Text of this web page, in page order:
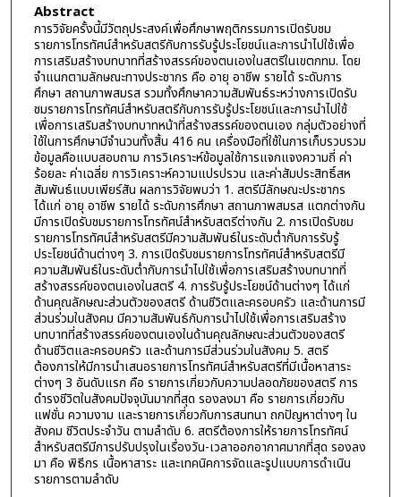
Abstract
การวิจัยครั้งนี้มีวัตถุประสงค์เพื่อศึกษาพฤติกรรมการเปิดรับชม
รายการโทรทัศน์สำหรับสตรีกับการรับรู้ประโยชน์และการนำไปใช้เพื่อ
การเสริมสร้างบทบาทที่สร้างสรรค์ของตนเองในสตรีในเขตกทม. โดย
จำแนกตามลักษณะทางประชากร คือ อายุ อาชีพ รายได้ ระดับการ
ศึกษา สถานภาพสมรส รวมทั้งศึกษาความสัมพันธ์ระหว่างการเปิดรับ
ชมรายการโทรทัศน์สำหรับสตรีกับการรับรู้ประโยชน์และการนำไปใช้
เพื่อการเสริมสร้างบทบาทหน้าที่สร้างสรรค์ของตนเอง กลุ่มตัวอย่างที่
ใช้ในการศึกษามีจำนวนทั้งสิ้น 416 คน เครื่องมือที่ใช้ในการเก็บรวบรวม
ข้อมูลคือแบบสอบถาม การวิเคราะห์ข้อมูลใช้การแจกแจงความถี่ ค่า
ร้อยละ ค่าเฉลี่ย การวิเคราะห์ความแปรปรวน และค่าสัมประสิทธิ์สห
สัมพันธ์แบบเพียร์สัน ผลการวิจัยพบว่า 1. สตรีมีลักษณะประชากร
ได้แก่ อายุ อาชีพ รายได้ ระดับการศึกษา สถานภาพสมรส แตกต่างกัน
มีการเปิดรับชมรายการโทรทัศน์สำหรับสตรีต่างกัน 2. การเปิดรับชม
รายการโทรทัศน์สำหรับสตรีมีความสัมพันธ์ในระดับต่ำกับการรับรู้
ประโยชน์ด้านต่างๆ 3. การเปิดรับชมรายการโทรทัศน์สำหรับสตรีมี
ความสัมพันธ์ในระดับต่ำกับการนำไปใช้เพื่อการเสริมสร้างบทบาทที่
สร้างสรรค์ของตนเองในสตรี 4. การรับรู้ประโยชน์ด้านต่างๆ ได้แก่
ด้านคุณลักษณะส่วนตัวของสตรี ด้านชีวิตและครอบครัว และด้านการมี
ส่วนร่วมในสังคม มีความสัมพันธ์กับการนำไปใช้เพื่อการเสริมสร้าง
บทบาทที่สร้างสรรค์ของตนเองในด้านคุณลักษณะส่วนตัวของสตรี
ด้านชีวิตและครอบครัว และด้านการมีส่วนร่วมในสังคม 5. สตรี
ต้องการให้มีการนำเสนอรายการโทรทัศน์สำหรับสตรีที่มีเนื้อหาสาระ
ต่างๆ 3 อันดับแรก คือ รายการเกี่ยวกับความปลอดภัยของสตรี การ
ดำรงชีวิตในสังคมปัจจุบันมากที่สุด รองลงมา คือ รายการเกี่ยวกับ
แฟชั่น ความงาม และรายการเกี่ยวกับการสนทนา ถกปัญหาต่างๆ ใน
สังคม ชีวิตประจำวัน ตามลำดับ 6. สตรีต้องการให้รายการโทรทัศน์
สำหรับสตรีมีการปรับปรุงในเรื่องวัน-เวลาออกอากาศมากที่สุด รองลง
มา คือ พิธีกร เนื้อหาสาระ และเทคนิคการจัดและรูปแบบการดำเนิน
รายการตามลำดับ